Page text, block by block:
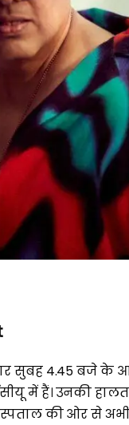
सुबह 4.45 बजे के
में हैं। उनकी
की ओर से